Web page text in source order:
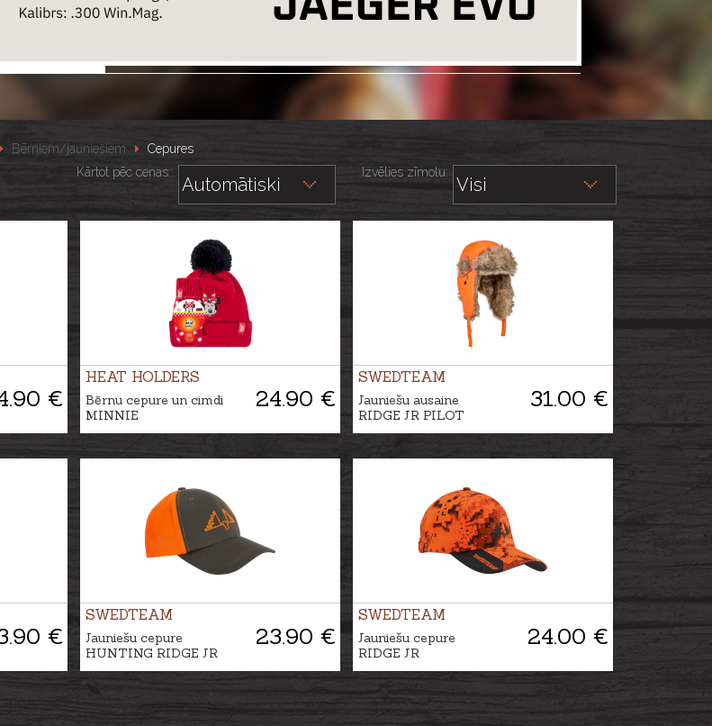
Bērniem/jauniešiem
Cepures
Kārtot pēc cenas::
Izvēlies zīmolu:
€
HEAT HOLDERS
24.90 €
Bērnu cepure un cimdi
MINNIE
SWEDTEAM
31.00 €
Jauniešu ausaine
RIDGE JR PILOT
€
SWEDTEAM
23.90 €
Jauniešu cepure
HUNTING RIDGE JR
SWEDTEAM
24.00 €
Jauniešu cepure
RIDGE JR